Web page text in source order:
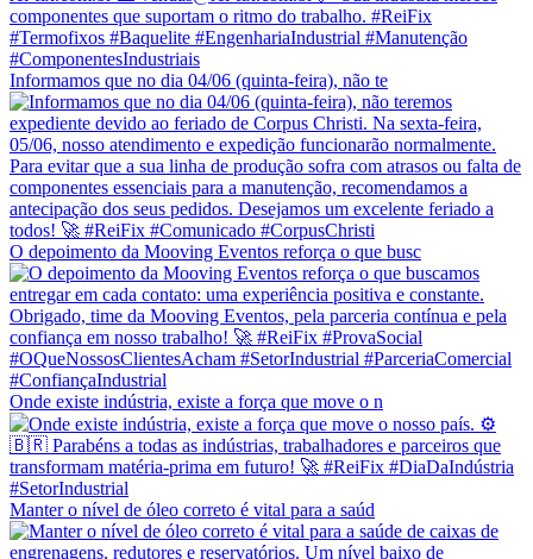
Informamos que no dia 04/06 (quinta-feira), não te
O depoimento da Mooving Eventos reforça o que busc
Onde existe indústria, existe a força que move o n
Manter o nível de óleo correto é vital para a saúd